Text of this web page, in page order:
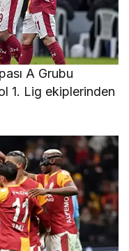
A Grubu
1. Lig ekiplerinden